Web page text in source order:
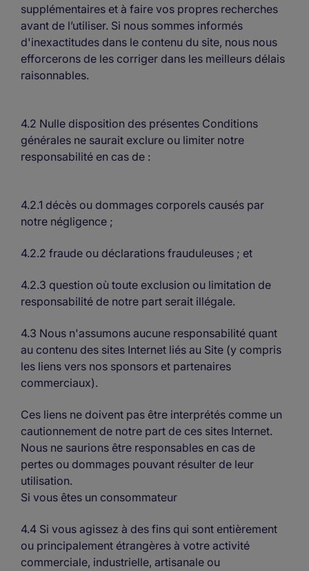
supplémentaires et à faire vos propres recherches
avant de l’utiliser. Si nous sommes informés
d'inexactitudes dans le contenu du site, nous nous
efforcerons de les corriger dans les meilleurs délais
raisonnables.
4.2 Nulle disposition des présentes Conditions
générales ne saurait exclure ou limiter notre
responsabilité en cas de :
4.2.1 décès ou dommages corporels causés par
notre négligence ;
4.2.2 fraude ou déclarations frauduleuses ; et
4.2.3 question où toute exclusion ou limitation de
responsabilité de notre part serait illégale.
4.3 Nous n'assumons aucune responsabilité quant
au contenu des sites Internet liés au Site (y compris
les liens vers nos sponsors et partenaires
commerciaux).
Ces liens ne doivent pas être interprétés comme un
cautionnement de notre part de ces sites Internet.
Nous ne saurions être responsables en cas de
pertes ou dommages pouvant résulter de leur
utilisation.
Si vous êtes un consommateur
4.4 Si vous agissez à des fins qui sont entièrement
ou principalement étrangères à votre activité
commerciale, industrielle, artisanale ou